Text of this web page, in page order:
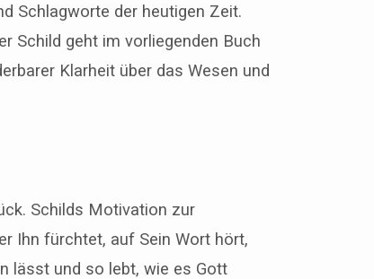
Schlagworte der heutigen Zeit.
Schild geht im vorliegenden Buch
Klarheit über das Wesen und
Schilds Motivation zur
Ihn fürchtet, auf Sein Wort hört,
lässt und so lebt, wie es Gott